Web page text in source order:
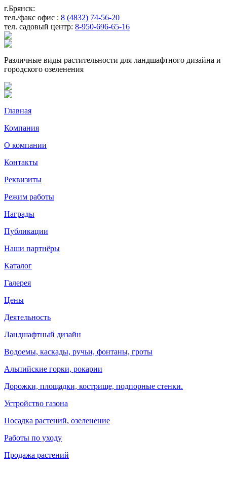
г.Брянск:
тел./факс офис : 8 (4832) 74-56-20
тел. садовый центр: 8-950-696-65-16
Различные виды растительности для ландшафтного дизайна и
городского озеленения
Главная
Компания
О компании
Контакты
Реквизиты
Режим работы
Награды
Публикации
Наши партнёры
Каталог
Галерея
Цены
Деятельность
Ландшафтный дизайн
Водоемы, каскады, ручьи, фонтаны, гроты
Альпийские горки, рокарии
Дорожки, площадки, кострище, подпорные стенки.
Устройство газона
Посадка растений, озеленение
Работы по уходу
Продажа растений